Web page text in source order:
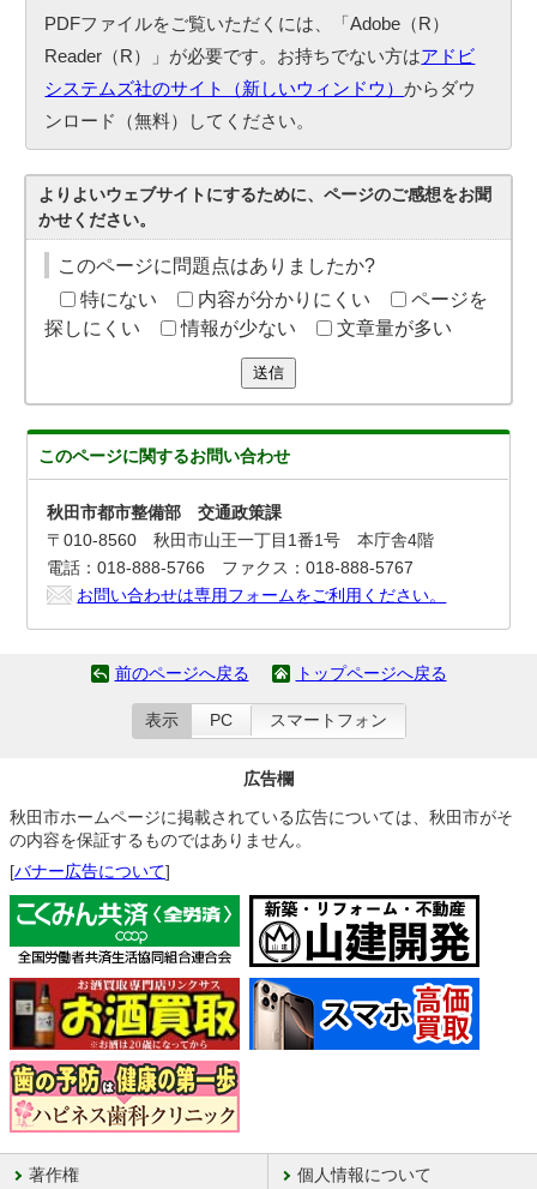
PDFファイルをご覧いただくには、「Adobe（R）
Reader（R）」が必要です。お持ちでない方はアドビ
システムズ社のサイト（新しいウィンドウ）からダウ
ンロード（無料）してください。
よりよいウェブサイトにするために、ページのご感想をお聞
かせください。
このページに問題点はありましたか?
特にない
内容が分かりにくい
ページを
探しにくい
情報が少ない 文章量が多い
送信
このページに関するお問い合わせ
秋田市都市整備部 交通政策課
〒010-8560 秋田市山王一丁目1番1号 本庁舎4階
電話：018-888-5766 ファクス：018-888-5767
お問い合わせは専用フォームをご利用ください。
前のページへ戻る トップページへ戻る
表示 PC スマートフォン
広告欄
秋田市ホームページに掲載されている広告については、秋田市がそ
の内容を保証するものではありません。
[バナー広告について]
著作権 個人情報について